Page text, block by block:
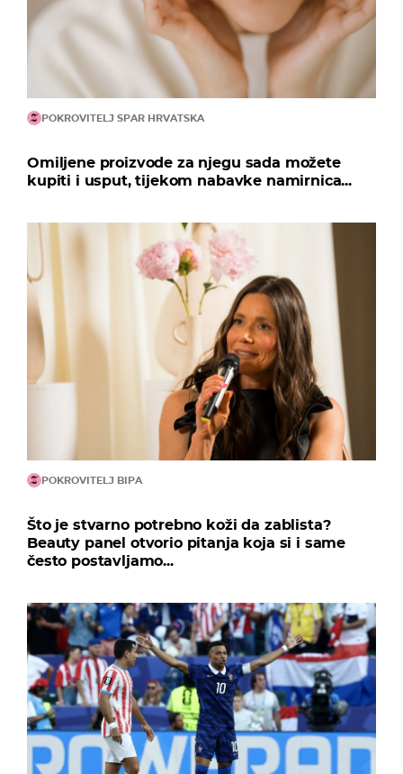
POKROVITELJ SPAR HRVATSKA
Omiljene proizvode za njegu sada možete
kupiti i usput, tijekom nabavke namirnica...
POKROVITELJ BIPA
Što je stvarno potrebno koži da zablista?
Beauty panel otvorio pitanja koja si i same
često postavljamo...